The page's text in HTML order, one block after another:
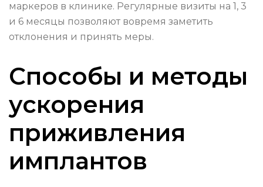
маркеров в клинике. Регулярные визиты на 1, 3
и 6 месяцы позволяют вовремя заметить
отклонения и принять меры.
Способы и методы
ускорения
приживления
имплантов